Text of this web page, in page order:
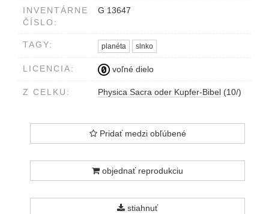
Buch Mosis Cap. I. v. 16.17.18.19. /
vpravo hore nad obrazom TAB. XI.
INVENTÁRNE
ČÍSLO:
G 13647
TAGY: planéta slnko
LICENCIA: voľné dielo
Z CELKU: Physica Sacra oder Kupfer-Bibel (10/)
Pridať medzi obľúbené
objednať reprodukciu
stiahnuť